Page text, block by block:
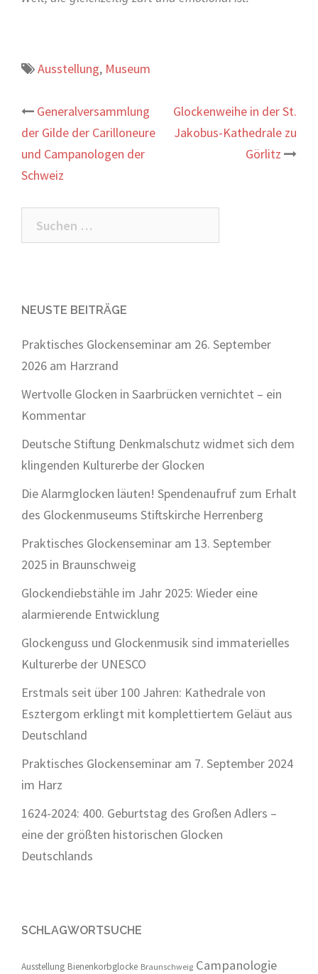
Ausstellung, Museum
Beitrags-
Navigation
Generalversammlung
der Gilde der Carilloneure
und Campanologen der
Schweiz
Glockenweihe in der St.
Jakobus-Kathedrale zu
Görlitz
Suchen
nach:
NEUSTE BEITRÄGE
Praktisches Glockenseminar am 26. September
2026 am Harzrand
Wertvolle Glocken in Saarbrücken vernichtet – ein
Kommentar
Deutsche Stiftung Denkmalschutz widmet sich dem
klingenden Kulturerbe der Glocken
Die Alarmglocken läuten! Spendenaufruf zum Erhalt
des Glockenmuseums Stiftskirche Herrenberg
Praktisches Glockenseminar am 13. September
2025 in Braunschweig
Glockendiebstähle im Jahr 2025: Wieder eine
alarmierende Entwicklung
Glockenguss und Glockenmusik sind immaterielles
Kulturerbe der UNESCO
Erstmals seit über 100 Jahren: Kathedrale von
Esztergom erklingt mit komplettiertem Geläut aus
Deutschland
Praktisches Glockenseminar am 7. September 2024
im Harz
1624-2024: 400. Geburtstag des Großen Adlers –
eine der größten historischen Glocken
Deutschlands
SCHLAGWORTSUCHE
Ausstellung Bienenkorbglocke Braunschweig Campanologie